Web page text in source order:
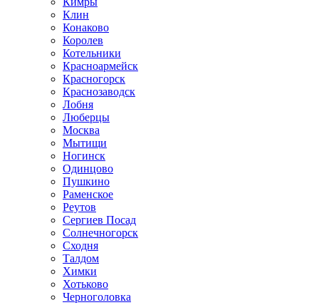
Клин
Конаково
Королев
Котельники
Красноармейск
Красногорск
Краснозаводск
Лобня
Люберцы
Москва
Мытищи
Ногинск
Одинцово
Пушкино
Раменское
Реутов
Сергиев Посад
Солнечногорск
Сходня
Талдом
Химки
Хотьково
Черноголовка